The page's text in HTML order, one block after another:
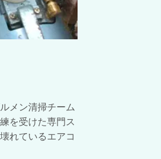
メン清掃チーム
を受けた専門ス
れているエアコ